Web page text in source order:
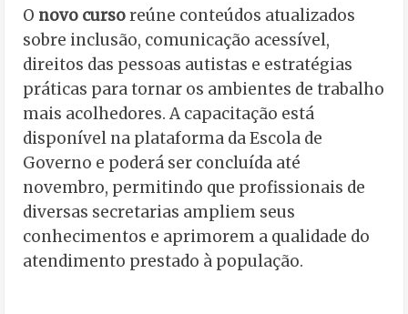
O novo cursoreúne conteúdos atualizados
sobre inclusão, comunicação acessível,
direitos das pessoas autistas e estratégias
práticas para tornar os ambientes de trabalho
mais acolhedores. A capacitação está
disponível na plataforma da Escola de
Governo e poderá ser concluída até
novembro, permitindo que profissionais de
diversas secretarias ampliem seus
conhecimentos e aprimorem a qualidade do
atendimento prestado à população.